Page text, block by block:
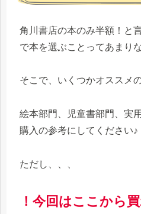
角川書店の本のみ半額！と
で本を選ぶことってあまり
そこで、いくつかオススメ
絵本部門、児童書部門、実
購入の参考にしてください♪
ただし、、、
！今回はここから